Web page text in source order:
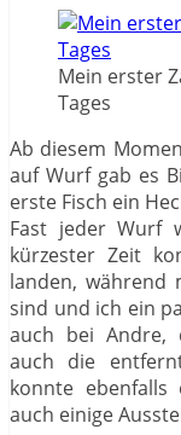
Mein erster
Tages
Ab diesem
auf Wurf gab es
erste Fisch ein
Fast jeder Wurf
kürzester Zeit
landen, während
sind und ich ein
auch bei Andre,
auch die
konnte
auch einige